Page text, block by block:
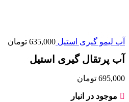
آب لیمو گیری استیل 635,000 تومان
آب پرتقال گیری استیل
695,000 تومان
موجود در انبار